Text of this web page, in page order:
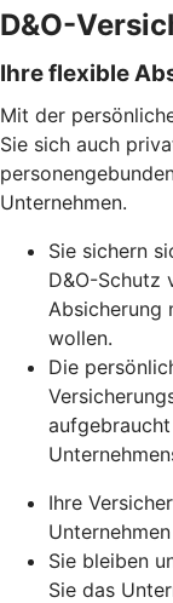
D&O-
Ihre flexible
Mit der
Sie sich auch
Unternehmen.
Sie sichern
D&O-Schutz
Absicherung
wollen.
Die
Ihre
Sie bleiben
Sie das